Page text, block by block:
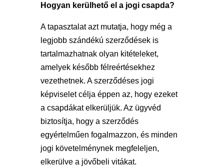
Hogyan kerülhető el a jogi csapda?
A tapasztalat azt mutatja, hogy még a
legjobb szándékú szerződések is
tartalmazhatnak olyan kitételeket,
amelyek később félreértésekhez
vezethetnek. A szerződéses jogi
képviselet célja éppen az, hogy ezeket
a csapdákat elkerüljük. Az ügyvéd
biztosítja, hogy a szerződés
egyértelműen fogalmazzon, és minden
jogi követelménynek megfeleljen,
elkerülve a jövőbeli vitákat.